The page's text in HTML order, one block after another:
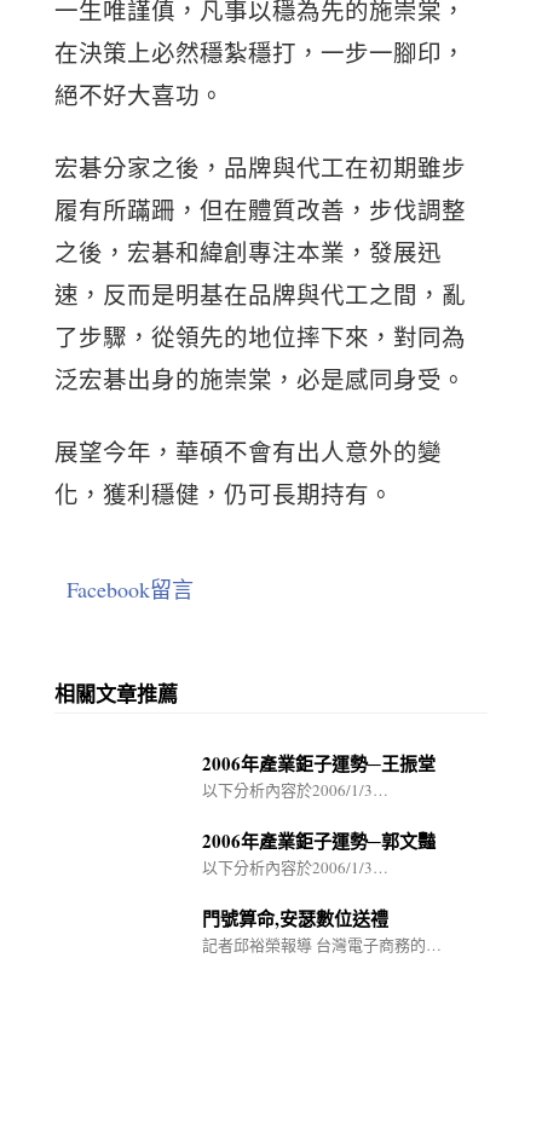
一生唯謹傎，凡事以穩為先的施崇棠，
在決策上必然穩紮穩打，一步一腳印，
絕不好大喜功。
宏碁分家之後，品牌與代工在初期雖步
履有所蹣跚，但在體質改善，步伐調整
之後，宏碁和緯創專注本業，發展迅
速，反而是明基在品牌與代工之間，亂
了步驟，從領先的地位摔下來，對同為
泛宏碁出身的施崇棠，必是感同身受。
展望今年，華碩不會有出人意外的變
化，獲利穩健，仍可長期持有。
Facebook留言
相關文章推薦
2006年產業鉅子運勢─王振堂
以下分析內容於2006/1/3…
2006年產業鉅子運勢─郭文豔
以下分析內容於2006/1/3…
門號算命,安瑟數位送禮
記者邱裕榮報導 台灣電子商務的…